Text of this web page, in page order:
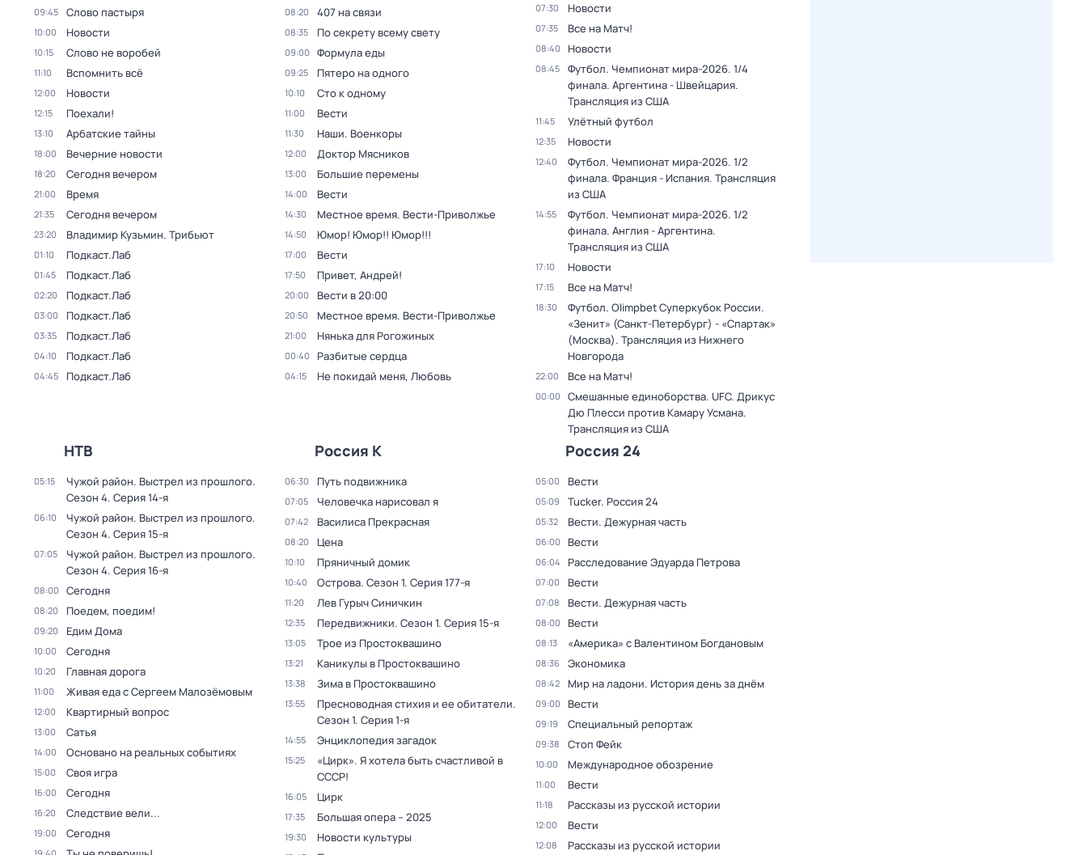
09:45 Слово пастыря
10:00 Новости
10:15 Слово не воробей
11:10 Вспомнить всё
12:00 Новости
12:15 Поехали!
13:10 Арбатские тайны
18:00 Вечерние новости
18:20 Сегодня вечером
21:00 Время
21:35 Сегодня вечером
23:20 Владимир Кузьмин. Трибьют
01:10 Подкаст.Лаб
01:45 Подкаст.Лаб
02:20 Подкаст.Лаб
03:00 Подкаст.Лаб
03:35 Подкаст.Лаб
04:10 Подкаст.Лаб
04:45 Подкаст.Лаб
08:20 407 на связи
08:35 По секрету всему свету
09:00 Формула еды
09:25 Пятеро на одного
10:10 Сто к одному
11:00 Вести
11:30 Наши. Военкоры
12:00 Доктор Мясников
13:00 Большие перемены
14:00 Вести
14:30 Местное время. Вести-Приволжье
14:50 Юмор! Юмор!! Юмор!!!
17:00 Вести
17:50 Привет, Андрей!
20:00 Вести в 20:00
20:50 Местное время. Вести-Приволжье
21:00 Нянька для Рогожиных
00:40 Разбитые сердца
04:15 Не покидай меня, Любовь
07:30 Новости
07:35 Все на Матч!
08:40 Новости
08:45
Футбол. Чемпионат мира-2026. 1/4
финала. Аргентина - Швейцария.
Трансляция из США
11:45 Улётный футбол
12:35 Новости
12:40
Футбол. Чемпионат мира-2026. 1/2
финала. Франция - Испания. Трансляция
из США
14:55
Футбол. Чемпионат мира-2026. 1/2
финала. Англия - Аргентина.
Трансляция из США
17:10 Новости
17:15 Все на Матч!
18:30
Футбол. Olimpbet Суперкубок России.
«Зенит» (Санкт-Петербург) - «Спартак»
(Москва). Трансляция из Нижнего
Новгорода
22:00 Все на Матч!
00:00
Смешанные единоборства. UFC. Дрикус
Дю Плесси против Камару Усмана.
Трансляция из США
НТВ
05:15 Чужой район. Выстрел из прошлого.
Сезон 4. Серия 14-я
06:10 Чужой район. Выстрел из прошлого.
Сезон 4. Серия 15-я
07:05 Чужой район. Выстрел из прошлого.
Сезон 4. Серия 16-я
08:00 Сегодня
08:20 Поедем, поедим!
09:20 Едим Дома
10:00 Сегодня
10:20 Главная дорога
11:00 Живая еда с Сергеем Малозёмовым
12:00 Квартирный вопрос
13:00 Сатья
14:00 Основано на реальных событиях
15:00 Своя игра
16:00 Сегодня
16:20 Следствие вели...
19:00 Сегодня
Россия К
06:30 Путь подвижника
07:05 Человечка нарисовал я
07:42 Василиса Прекрасная
08:20 Цена
10:10 Пряничный домик
10:40 Острова. Сезон 1. Серия 177-я
11:20 Лев Гурыч Синичкин
12:35 Передвижники. Сезон 1. Серия 15-я
13:05 Трое из Простоквашино
13:21 Каникулы в Простоквашино
13:38 Зима в Простоквашино
13:55 Пресноводная стихия и ее обитатели.
Сезон 1. Серия 1-я
14:55 Энциклопедия загадок
15:25
«Цирк». Я хотела быть счастливой в
СССР!
16:05 Цирк
17:35 Большая опера – 2025
19:30 Новости культуры
Россия 24
05:00 Вести
05:09 Tucker. Россия 24
05:32 Вести. Дежурная часть
06:00 Вести
06:04 Расследование Эдуарда Петрова
07:00 Вести
07:08 Вести. Дежурная часть
08:00 Вести
08:13 «Америка» с Валентином Богдановым
08:36 Экономика
08:42 Мир на ладони. История день за днём
09:00 Вести
09:19 Специальный репортаж
09:38 Стоп Фейк
10:00 Международное обозрение
11:00 Вести
11:18 Рассказы из русской истории
12:00 Вести
12:08 Рассказы из русской истории